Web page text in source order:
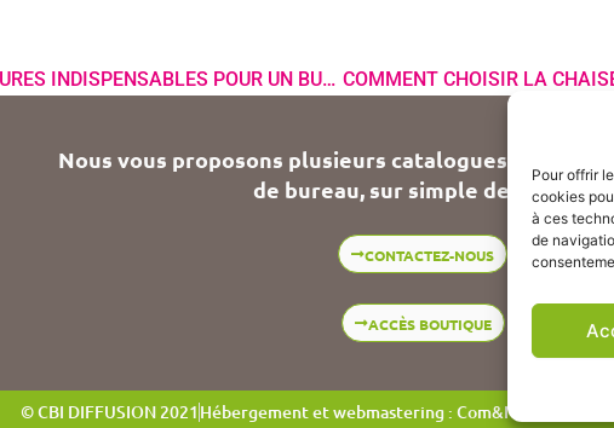
Pour offrir
cookies
à ces
de
TOP 10 DES FOURNITURES INDISPENSABLES POUR UN BUREAU ORGANISE !
Nous vous proposons plusieurs catalogues de
de bureau, sur simple demande !
CONTACTEZ-NOUS
ACCÈS BOUTIQUE
© CBI DIFFUSION 2021 Hébergement et webmastering : Com&Net